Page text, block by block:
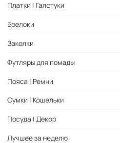
Платки | Галстуки
Брелоки
Заколки
Футляры для помады
Пояса | Ремни
Сумки | Кошельки
Посуда | Декор
Лучшее за неделю